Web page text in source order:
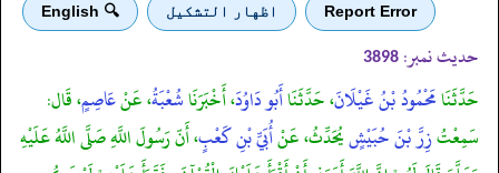
Report Error اظهار التشكيل 🔍 English
حدیث نمبر: 3898
حَدَّثَنَامَحْمُودُ بْنُ غَيْلَانَ، حَدَّثَنَاأَبُو دَاوُدَ، أَخْبَرَنَاشُعْبَةُ، عَنْعَاصِمٍ، قَال:
سَمِعْتُزِرَّ بْنَ حُبَيْشٍيُحَدِّثُ، عَنْأُبَيِّ بْنِ كَعْبٍ، أَنّ رَسُولَ اللَّهِ صَلَّى اللَّهُ عَلَيْهِ